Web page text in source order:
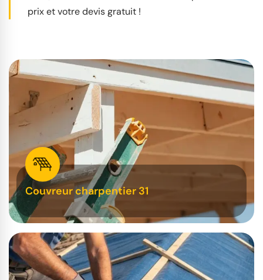
prix et votre devis gratuit !
Couvreur charpentier 31